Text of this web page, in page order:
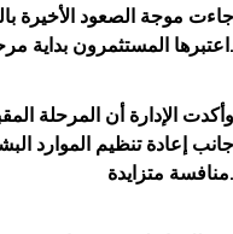
جاءت موجة الصعود الأخيرة
اعتبرها المستثمرون بداية مرحلة جديدة تهدف إلى تعزيز الكفاءة التشغيلية وتحسين الأداء المالي.
وأكدت الإدارة أن المرحلة
جانب إعادة تنظيم الموارد
منافسة متزايدة.